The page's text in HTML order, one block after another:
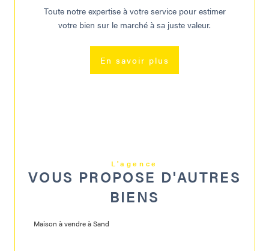
Toute notre expertise à votre service pour estimer
votre bien sur le marché à sa juste valeur.
En savoir plus
L'agence
VOUS PROPOSE D'AUTRES
BIENS
Maison à vendre à Sand